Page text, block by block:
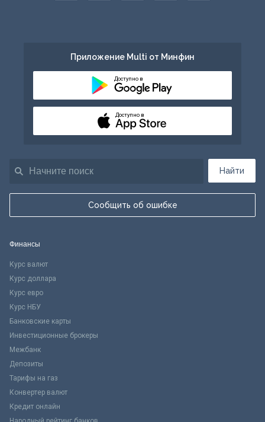
Найти
Сообщить об ошибке
Приложение Multi от Минфин
Доступно в
Доступно в
Финансы
Курс валют
Курс доллара
Курс евро
Курс НБУ
Банковские карты
Инвестиционные брокеры
Межбанк
Депозиты
Тарифы на газ
Конвертер валют
Кредит онлайн